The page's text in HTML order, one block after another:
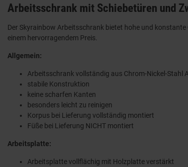
Arbeitsschrank mit Schiebetüren und
Der Skyrainbow Arbeitsschrank bietet hohe und
einem hervorragendem Preis.
Allgemein:
Arbeitsschrank vollständig aus Chrom-Nickel-Stahl
stabile Konstruktion
keine scharfen Kanten
besonders leicht zu reinigen
Korpus bei Lieferung vollständig montiert
Füße bei Lieferung NICHT montiert
Arbeitsplatte:
Arbeitsplatte vollflächig mit Holzplatte verstärkt